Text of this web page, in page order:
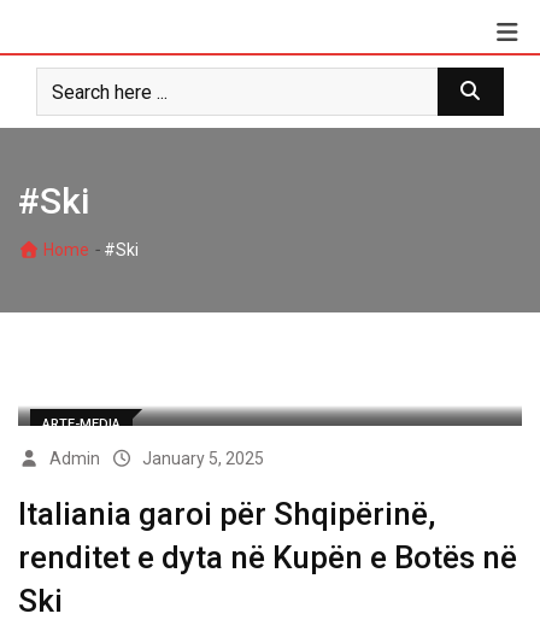
content
#Ski
Home - #Ski
ARTE-MEDIA
Admin January 5, 2025
Italiania garoi për Shqipërinë,
renditet e dyta në Kupën e Botës në
Ski